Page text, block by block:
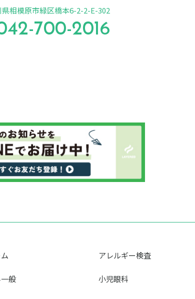
県相模原市緑区橋本6-2-2-E-302
700-2016
アレルギー検査
般 小児眼科